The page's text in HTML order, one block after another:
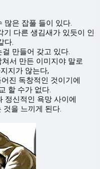
많은 잡풀 들이 있다.
기 다른 생김새가 있듯이 인
다.
만들어 갖고 있다.
서 만든 이미지야 말로
지가 않는다,
진 독창적인 것이기에
할 수가 없다.
정신적인 욕망 사이에
것을 느끼게 된다.